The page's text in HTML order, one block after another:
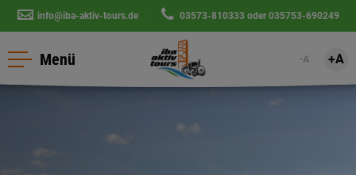
info@iba-aktiv-tours.de 03573-810333oder 035753-690249
Menü -A +A